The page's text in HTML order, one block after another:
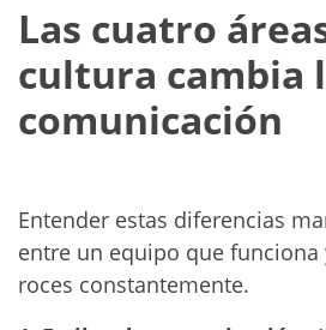
Las cuatro
cultura cambia
comunicación
Entender estas diferencias
entre un equipo que funciona
roces constantemente.